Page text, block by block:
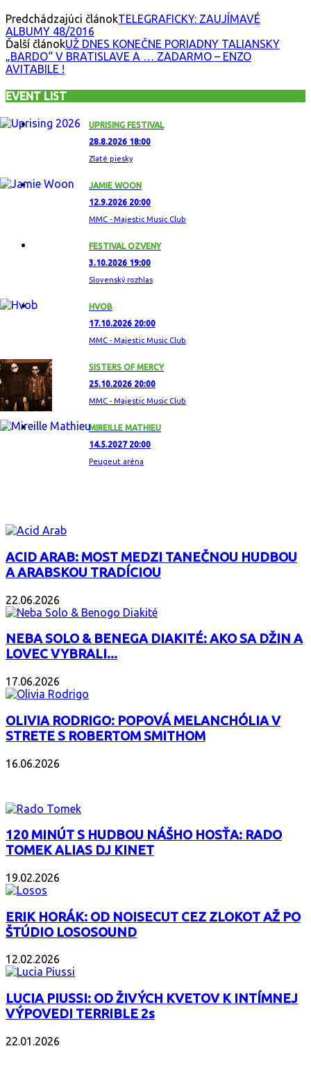
Predchádzajúci článokTELEGRAFICKY: ZAUJÍMAVÉ
ALBUMY 48/2016
Ďalší článokUŽ DNES KONEČNE PORIADNY TALIANSKY
„BARDO“ V BRATISLAVE A … ZADARMO – ENZO
AVITABILE !
EVENT LIST
UPRISING FESTIVAL
28.8.2026 18:00
Zlaté piesky
JAMIE WOON
12.9.2026 20:00
MMC - Majestic Music Club
FESTIVAL OZVENY
3.10.2026 19:00
Slovenský rozhlas
HVOB
17.10.2026 20:00
MMC - Majestic Music Club
SISTERS OF MERCY
25.10.2026 20:00
MMC - Majestic Music Club
MIREILLE MATHIEU
14.5.2027 20:00
Peugeut aréna
ACID ARAB: MOST MEDZI TANEČNOU HUDBOU
A ARABSKOU TRADÍCIOU
22.06.2026
NEBA SOLO & BENEGA DIAKITÉ: AKO SA DŽIN A
LOVEC VYBRALI...
17.06.2026
OLIVIA RODRIGO: POPOVÁ MELANCHÓLIA V
STRETE S ROBERTOM SMITHOM
16.06.2026
120 MINÚT S HUDBOU NÁŠHO HOSŤA: RADO
TOMEK ALIAS DJ KINET
19.02.2026
ERIK HORÁK: OD NOISECUT CEZ ZLOKOT AŽ PO
ŠTÚDIO LOSOSOUND
12.02.2026
LUCIA PIUSSI: OD ŽIVÝCH KVETOV K INTÍMNEJ
VÝPOVEDI TERRIBLE 2s
22.01.2026